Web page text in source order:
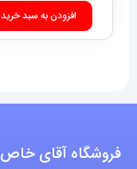
افزودن به سبد خرید
فروشگاه آقای خاص